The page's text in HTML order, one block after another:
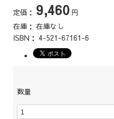
定価： 9,460 円
在庫： 在庫なし
ISBN： 4-521-67161-6
数量